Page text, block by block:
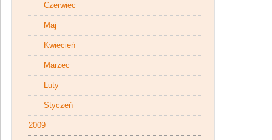
Czerwiec
Maj
Kwiecień
Marzec
Luty
Styczeń
2009